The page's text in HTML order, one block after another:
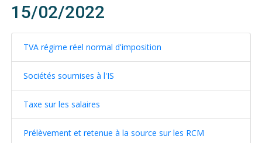
15/02/2022
TVA régime réel normal d'imposition
Sociétés soumises à l'IS
Taxe sur les salaires
Prélèvement et retenue à la source sur les RCM